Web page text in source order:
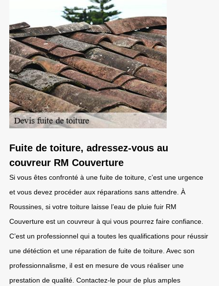
Fuite de toiture, adressez-vous au
couvreur RM Couverture
Si vous êtes confronté à une fuite de toiture, c’est une urgence
et vous devez procéder aux réparations sans attendre. À
Roussines, si votre toiture laisse l’eau de pluie fuir RM
Couverture est un couvreur à qui vous pourrez faire confiance.
C’est un professionnel qui a toutes les qualifications pour réussir
une détéction et une réparation de fuite de toiture. Avec son
professionnalisme, il est en mesure de vous réaliser une
prestation de qualité. Contactez-le pour de plus amples